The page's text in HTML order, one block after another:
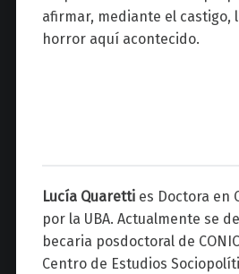
afirmar, mediante el castigo,
horror aquí acontecido.
Lucía Quaretties Doctora en
por la UBA. Actualmente se
becaria posdoctoral de
Centro de Estudios